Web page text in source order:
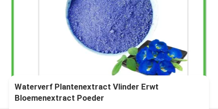
Waterverf Plantenextract Vlinder Erwt
Bloemenextract Poeder